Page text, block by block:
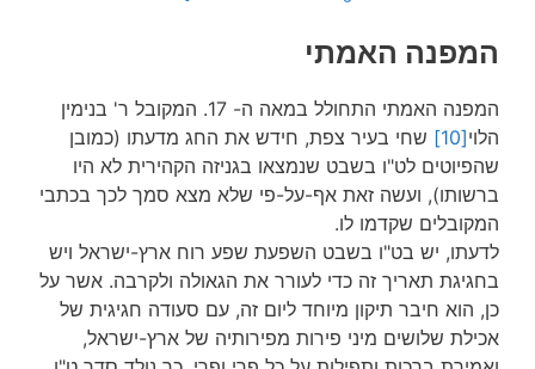
המפנה האמתי
המפנה האמתי התחולל במאה ה- 17. המקובל ר' בנימין
הלוי[10]
שחי בעיר צפת, חידש את החג מדעתו (כמובן
שהפיוטים לט"ו בשבט שנמצאו בגניזה הקהירית לא היו
ברשותו), ועשה זאת אף-על-פי שלא מצא סמך לכך בכתבי
המקובלים שקדמו לו.
לדעתו, יש בט"ו בשבט השפעת שפע רוח ארץ-ישראל ויש
בחגיגת תאריך זה כדי לעורר את הגאולה ולקרבה. אשר על
כן, הוא חיבר תיקון מיוחד ליום זה, עם סעודה חגיגית של
אכילת שלושים מיני פירות מפירותיה של ארץ-ישראל,